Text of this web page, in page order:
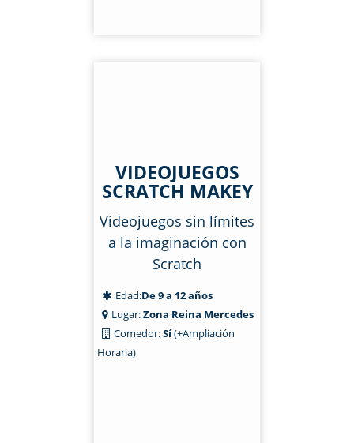
VIDEOJUEGOS
SCRATCH MAKEY
Videojuegos sin límites
a la imaginación con
Scratch
Edad:De 9 a 12 años
Lugar:Zona Reina Mercedes
Comedor:Sí(+Ampliación
Horaria)